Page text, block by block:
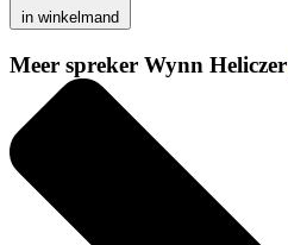
in winkelmand
Meer spreker Wynn Heliczer